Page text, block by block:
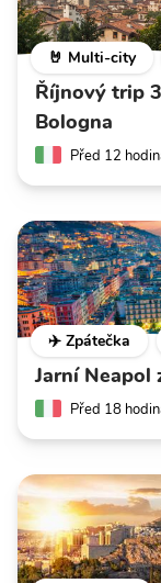
🤘 Multi-city
Říjnový trip
Bologna
Před 12
✈️ Zpátečka
Jarní Neapol
Před 18